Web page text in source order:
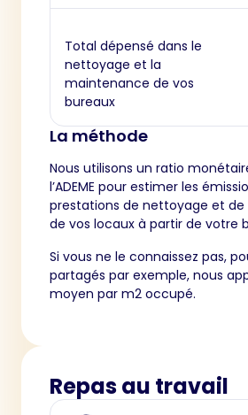
Total dépensé dans le
nettoyage et la
maintenance de vos
bureaux
La méthode
Nous utilisons un ratio
l’ADEME pour estimer les
prestations de nettoyage et
de vos locaux à partir de votre
Si vous ne le connaissez pas,
partagés par exemple, nous
moyen par m2 occupé.
Repas au travail